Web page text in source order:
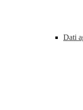
Dati